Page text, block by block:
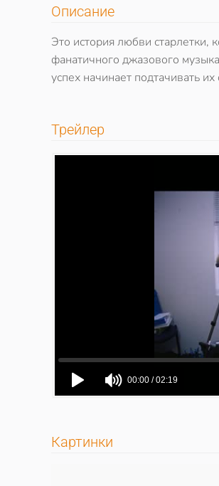
Описание
Это история любви старлетки,
фанатичного джазового
успех начинает подтачивать
Трейлер
Картинки